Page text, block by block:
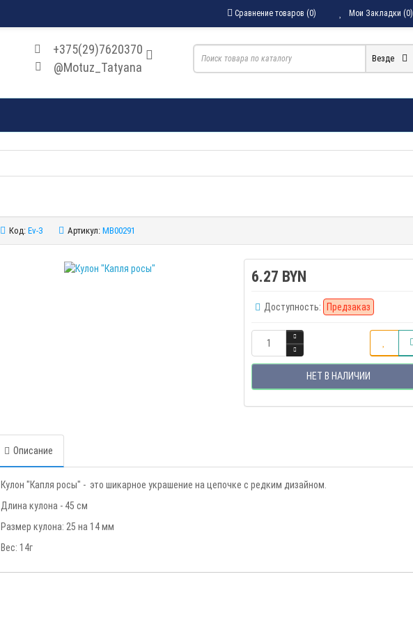
Мои Закладки (0)
Сравнение товаров (0)
+375(29)7620370
@Motuz_Tatyana
Везде
Код: Ev-3 Артикул: MB00291
6.27 BYN
Доступность: Предзаказ
НЕТ В НАЛИЧИИ
Описание
Кулон "Капля росы" - это шикарное украшение на цепочке с редким дизайном.
Длина кулона - 45 см
Размер кулона: 25 на 14 мм
Вес: 14г